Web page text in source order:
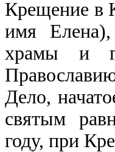
Крещение в
имя Елена),
храмы и
Дело,
святым
году, при